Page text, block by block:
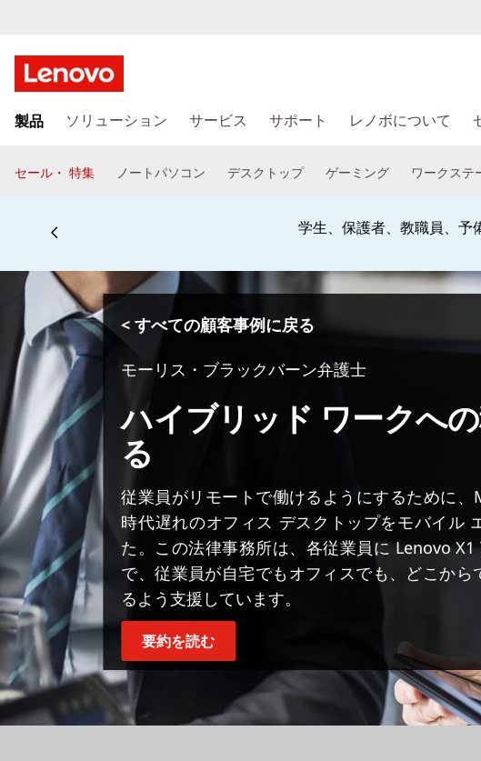
イ
コ
ン
に
ス
キ
ッ
プ
す
る
製品 ソリューション サービス サポート レノボについて
セール・ 特集 ノートパソコン デスクトップ ゲーミング ワークステ
学生、保護者、教職員、予
< すべての顧客事例に戻る
モーリス・ブラックバーン弁護士
ハイブリッド ワークへ
る
従業員がリモートで働けるようにするために
時代遅れのオフィス デスクトップをモバイル
た。この法律事務所は、各従業員に Lenovo
で、従業員が自宅でもオフィスでも、どこから
るよう支援しています。
要約を読む